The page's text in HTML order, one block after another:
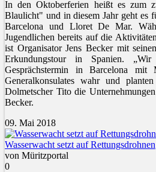
In den Oktoberferien heißt es zum
Blaulicht" und in diesem Jahr geht es
Barcelona und Lloret De Mar.
Jugendlichen bereits auf die
ist Organisator Jens Becker mit
Erkundungstour in Spanien. „Wir
Gesprächstermin in Barcelona mit
Generalkonsulates wahr und
Dolmetscher Tito die
Becker.
09. Mai 2018
Wasserwacht setzt auf Rettungsdrohnen
von Müritzportal
0